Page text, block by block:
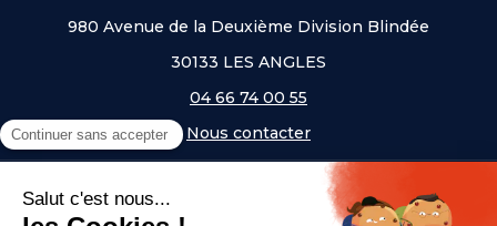
980 Avenue de la Deuxième Division Blindée
30133 LES ANGLES
04 66 74 00 55
Nous contacter